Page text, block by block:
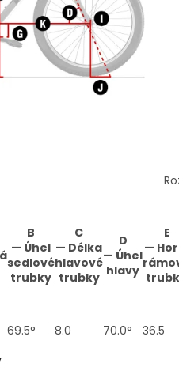
B
— Úhel
sedlové
trubky
C
— Délka
hlavové
trubky
D
— Úhel
hlavy
E
—
69.5° 8.0 70.0° 36.5